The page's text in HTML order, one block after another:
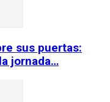
sus puertas:
jornada…